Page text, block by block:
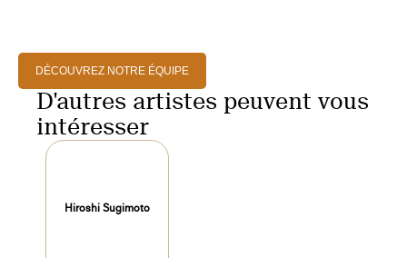
DÉCOUVREZ NOTRE ÉQUIPE
D'autres artistes peuvent vous
intéresser
Hiroshi Sugimoto